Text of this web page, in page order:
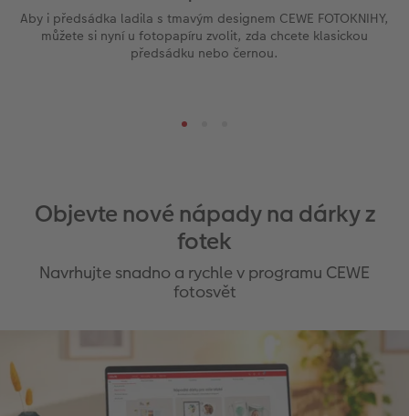
Aby i předsádka ladila s tmavým designem CEWE FOTOKNIHY,
můžete si nyní u fotopapíru zvolit, zda chcete klasickou
předsádku nebo černou.
Objevte nové nápady na dárky z
fotek
Navrhujte snadno a rychle v programu CEWE
fotosvět